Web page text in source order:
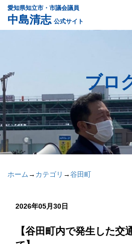
愛知県知立市・市議会議員
中島清志 公式サイト
ブロ
ホーム → カテゴリ →谷田町
2026年05月30日
【谷田町内で発生した交